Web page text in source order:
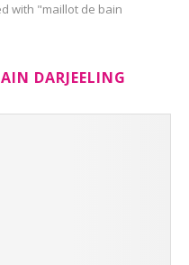
with "maillot de bain
DARJEELING